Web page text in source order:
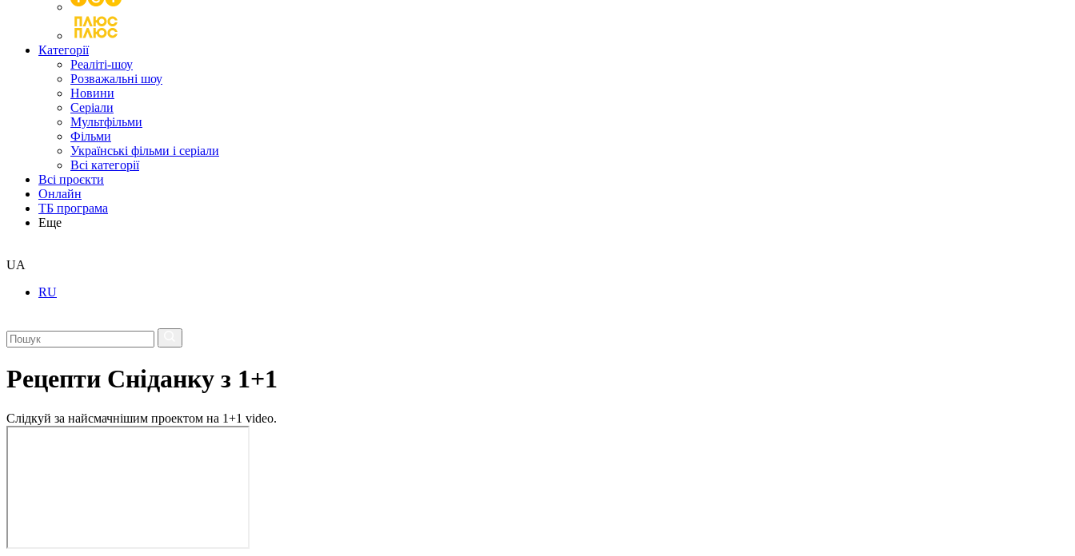
Категорії
Реаліті-шоу
Розважальні шоу
Новини
Серіали
Мультфільми
Фільми
Українські фільми і серіали
Всі категорії
Всі проєкти
Онлайн
ТБ програма
Еще
UA
RU
Рецепти Сніданку з 1+1
Слідкуй за найсмачнішим проектом на 1+1 video.